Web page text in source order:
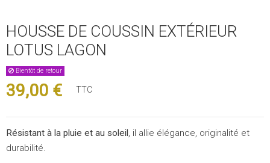
HOUSSE DE COUSSIN EXTÉRIEUR
LOTUS LAGON
Bientôt de retour
39,00 € TTC
Résistant à la pluie et au soleil, il allie élégance, originalité et
durabilité.